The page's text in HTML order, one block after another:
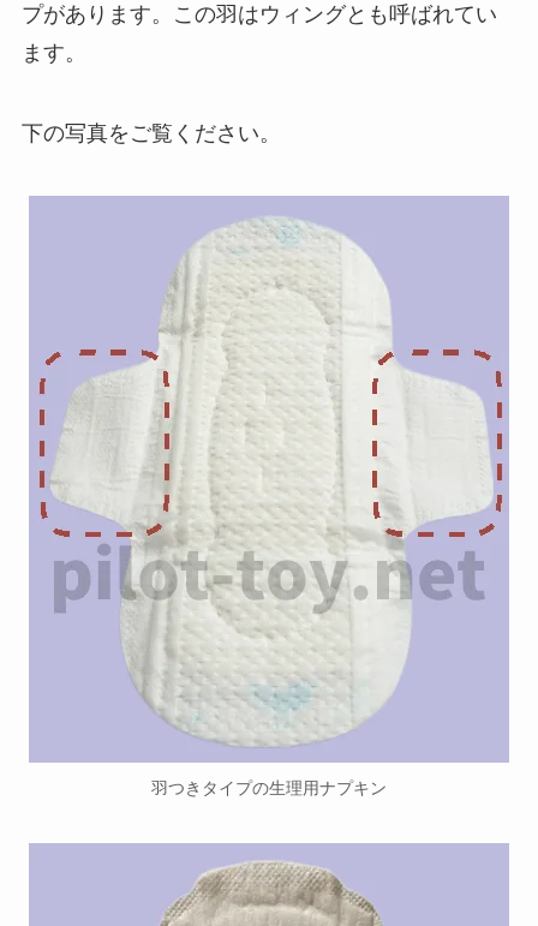
プがあります。この羽はウィングとも呼ばれてい
ます。
下の写真をご覧ください。
羽つきタイプの生理用ナプキン